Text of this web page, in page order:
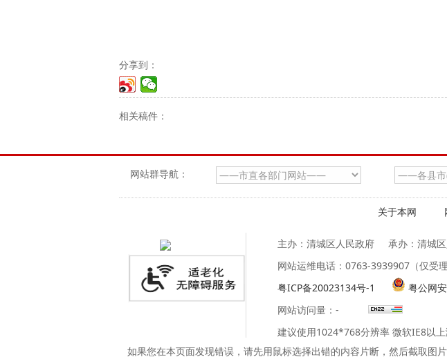
分享到：
相关稿件：
网站群导航：
关于本网
主办：清城区人民政府
承办：清城
网站运维电话：0763-3939907（仅受
粤ICP备20023134号-1
粤公网
网站访问量： -
建议使用1024*768分辨率 微软IE8以
如果您在本页面发现错误，请先用鼠标选择出错的内容片断，然后截取图